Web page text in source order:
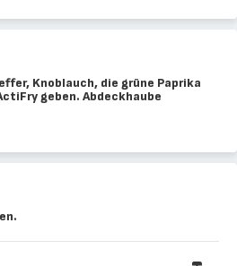
Knoblauch, die grüne Paprika
geben. Abdeckhaube